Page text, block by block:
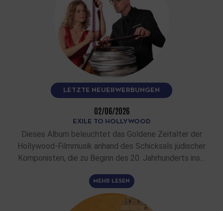
LETZTE NEUERWERBUNGEN
02/06/2026
EXILE TO HOLLYWOOD
Dieses Album beleuchtet das Goldene Zeitalter der
Hollywood-Filmmusik anhand des Schicksals jüdischer
Komponisten, die zu Beginn des 20. Jahrhunderts ins…
MEHR LESEN